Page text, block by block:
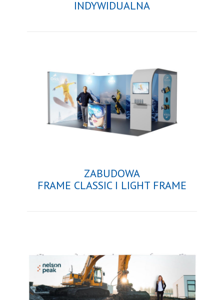
INDYWIDUALNA
ZABUDOWA
FRAME CLASSIC I LIGHT FRAME